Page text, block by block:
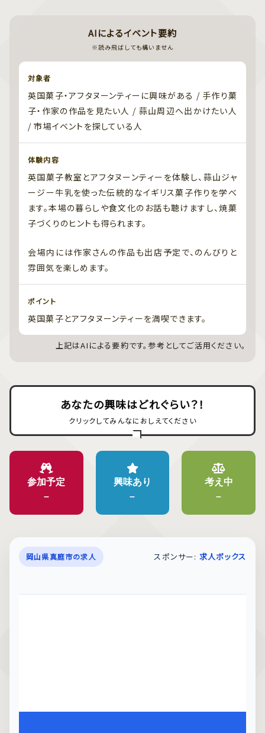
AIによるイベント要約
※読み飛ばしても構いません
対象者
英国菓子・アフタヌーンティーに興味がある / 手作り菓
子・作家の作品を見たい人 / 蒜山周辺へ出かけたい人
/ 市場イベントを探している人
体験内容
英国菓子教室とアフタヌーンティーを体験し、蒜山ジャ
ージー牛乳を使った伝統的なイギリス菓子作りを学べ
ます。本場の暮らしや食文化のお話も聴けますし、焼菓
子づくりのヒントも得られます。
会場内には作家さんの作品も出店予定で、のんびりと
雰囲気を楽しめます。
ポイント
英国菓子とアフタヌーンティーを満喫できます。
上記はAIによる要約です。参考としてご活用ください。
あなたの興味はどれぐらい？！
クリックしてみんなにおしえてください
参加予定
–
興味あり
–
考え中
–
岡山県真庭市の求人 スポンサー: 求人ボックス